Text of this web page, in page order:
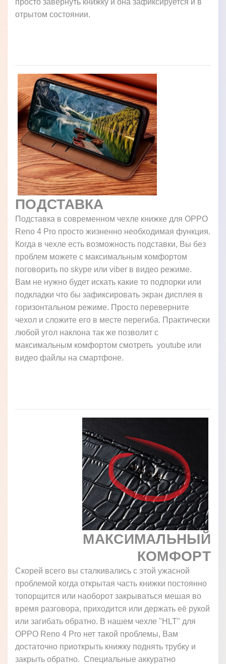
отрытом состоянии.
ПОДСТАВКА
Подставка в современном чехле книжке для OPPO
Reno 4 Pro просто жизненно необходимая функция.
Когда в чехле есть возможность подставки, Вы без
проблем можете с максимальным комфортом
поговорить по skype или viber в видео режиме.
Вам не нужно будет искать какие то подпорки или
подкладки что бы зафиксировать экран дисплея в
горизонтальном режиме. Просто переверните
чехол и сложите его в месте перегиба. Практически
любой угол наклона так же позволит с
максимальным комфортом смотреть youtube или
видео файлы на смартфоне.
МАКСИМАЛЬНЫЙ
КОМФОРТ
Скорей всего вы сталкивались с этой ужасной
проблемой когда открытая часть книжки постоянно
топорщится или наоборот закрываться мешая во
время разговора, приходится или держать её рукой
или загибать обратно. В нашем чехле "HLT" для
OPPO Reno 4 Pro нет такой проблемы, Вам
достаточно приоткрыть книжку поднять трубку и
закрыть обратно. Специальные аккуратно